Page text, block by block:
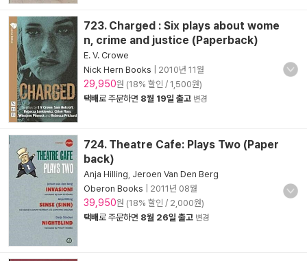
723. Charged : Six plays about wome
n, crime and justice (Paperback)
E. V. Crowe
Nick Hern Books
2010년 11월
29,950원 (18% 할인 / 1,500원)
택배로 주문하면 8월 19일 출고 변경
724. Theatre Cafe: Plays Two (Paper
back)
Anja Hilling Jeroen Van Den Berg
Oberon Books
2011년 08월
39,950원 (18% 할인 / 2,000원)
택배로 주문하면 8월 26일 출고 변경